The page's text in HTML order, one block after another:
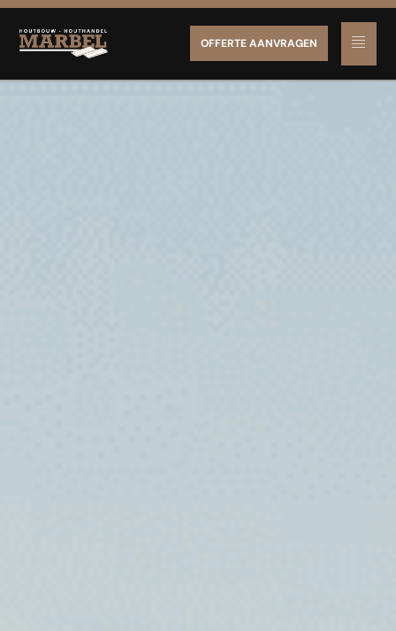
OFFERTE AANVRAGEN